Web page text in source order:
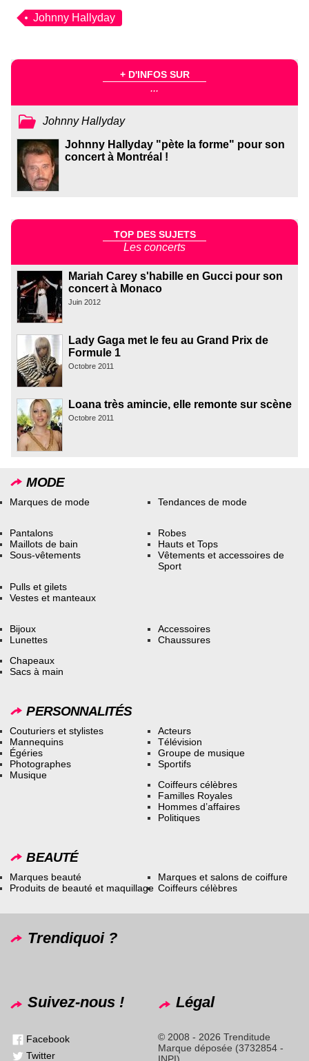
Johnny Hallyday
+ D'INFOS SUR
...
Johnny Hallyday
Johnny Hallyday "pète la forme" pour son
concert à Montréal !
TOP DES SUJETS
Les concerts
Mariah Carey s'habille en Gucci pour son
concert à Monaco
Juin 2012
Lady Gaga met le feu au Grand Prix de
Formule 1
Octobre 2011
Loana très amincie, elle remonte sur scène
Octobre 2011
MODE
Marques de mode Tendances de mode
Pantalons
Maillots de bain
Sous-vêtements
Robes
Hauts et Tops
Vêtements et accessoires de
Sport
Pulls et gilets
Vestes et manteaux
Bijoux
Lunettes
Accessoires
Chaussures
Chapeaux
Sacs à main
PERSONNALITÉS
Couturiers et stylistes
Mannequins
Égéries
Photographes
Musique
Acteurs
Télévision
Groupe de musique
Sportifs
Coiffeurs célèbres
Familles Royales
Hommes d’affaires
Politiques
BEAUTÉ
Marques beauté
Produits de beauté et maquillage
Marques et salons de coiffure
Coiffeurs célèbres
Trendiquoi ?
Suivez-nous !
Facebook
Twitter
Légal
© 2008 - 2026 Trenditude
Marque déposée (3732854 -